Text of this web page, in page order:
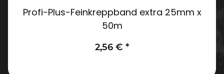
Profi-Plus-Feinkreppband extra 25mm x
50m
2,56 € *